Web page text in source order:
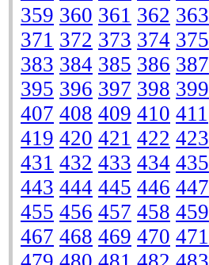
359 360 361 362 363
371 372 373 374 375
383 384 385 386 387
395 396 397 398 399
407 408 409 410 411
419 420 421 422 423
431 432 433 434 435
443 444 445 446 447
455 456 457 458 459
467 468 469 470 471